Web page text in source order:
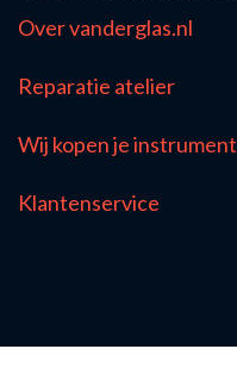
Over vanderglas.nl
Reparatie atelier
Wij kopen je instrument
Klantenservice